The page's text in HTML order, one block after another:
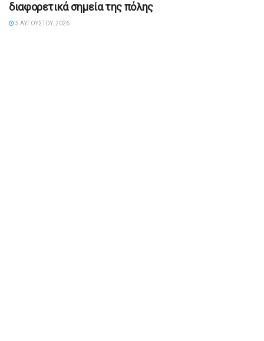
διαφορετικά σημεία της πόλης
5 ΑΥΓΟΎΣΤΟΥ, 2026